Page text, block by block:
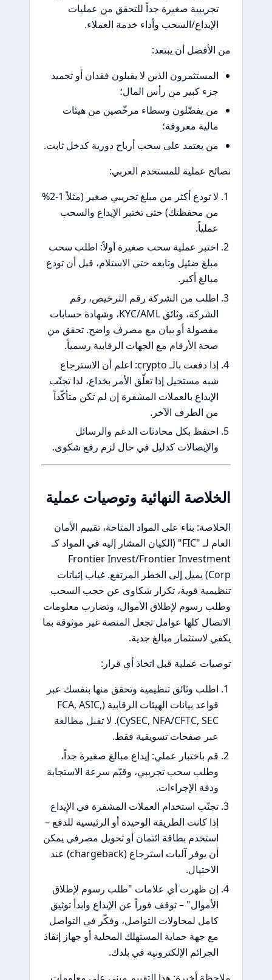
صغيرة جداً للتحقق من عمليات
السحب وأداء خدمة العملاء.
أن يبتعد:
الذين لا يقبلون فقدان أو تجميد
كبير من رأس المال؛
يفضّلون وسطاء مرخّصين من هيئات
معروفة؛
يعتمد على سحب أرباح دورية كدخل ثابت.
عملية للمستخدم العربي:
لا تودع أكثر من مبلغ تجريبي صغير (مثلاً 1-2%
محفظتك) حتى تختبر الإيداع والسحب
عملية سحب صغيرة أولاً: اطلب سحب
ضئيل وتابعه حتى الاستلام، قبل أن تودع
من الشركة رقم الترخيص، رقم
الشركة، وثائق KYC/AML، وشهادة حسابات
أو بيان مع مصرف واضح. تحقق من
الأرقام مع الجهات الرقابية رسمياً.
إذا دفعت بالـ crypto: اعلم أن الاسترجاع
مستحيل إذا تعلّق الأمر بخداع، لذا تجنّب
بالعملات المشفرة إن لم تكن متأكّداً
الطرف الآخر.
بكل محادثات الدعم والرسائل
كدليل في حال لزم رفع شكوى.
النهائية وتوصيات عملية
بناء على المواد المتاحة، تقييم الأمان
العام لـ "FIC" (الكيان المشار إليه في المواد كـ
Frontier Invest/Frontier
Corp) يميل إلى الخطر المرتفع. غياب إثباتات
قوية، تكرار شكاوى عن حجب السحب
رسوم لإطلاق الأموال، وتضارب معلومات
كلها عوامل تجعل المنصة غير موثوقة بما
لاستثمار مبالغ جدية.
عملية قبل اتخاذ أي قرار:
وثائق تنظيمية وتحقق منها بنفسك عبر
قواعد بيانات الهيئات الرقابية (FCA, ASIC,
CySEC, NFA/CFTC, SEC). لا تقبل مطالعة
صفحات تسويقية فقط.
باختبار عملي: إيداع مبالغ صغيرة جداً،
سحب تجريبي، وقيّم سرعة الاستجابة
الإجراءات.
استخدام العملات المشفرة في الإيداع
كانت الطريقة الوحيدة أو الرئيسية للدفع –
بطاقة ائتمان أو تحويل مصرفي يمكن
أن يوفر آليات استرجاع (chargeback) عند
ظهرت أي علامات "طلب رسوم لإطلاق
– توقف فوراً عن الإيداع وابدأ توثيق
لمحاولات التواصل، وفكّر في التواصل
جهة حماية المستهلك المحلية أو جهاز إنفاذ
الإلكترونية في بلدك.